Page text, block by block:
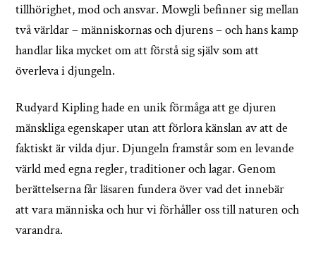
tillhörighet, mod och ansvar. Mowgli befinner sig mellan
två världar – människornas och djurens – och hans kamp
handlar lika mycket om att förstå sig själv som att
överleva i djungeln.
Rudyard Kipling hade en unik förmåga att ge djuren
mänskliga egenskaper utan att förlora känslan av att de
faktiskt är vilda djur. Djungeln framstår som en levande
värld med egna regler, traditioner och lagar. Genom
berättelserna får läsaren fundera över vad det innebär
att vara människa och hur vi förhåller oss till naturen och
varandra.